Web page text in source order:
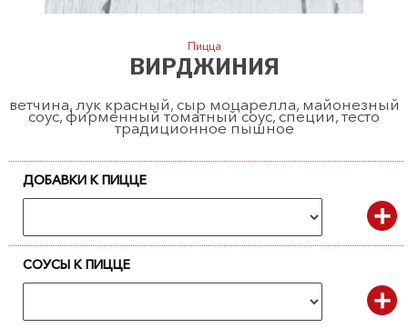
Пицца
ВИРДЖИНИЯ
ветчина, лук красный, сыр моцарелла, майонезный
соус, фирменный томатный соус, специи, тесто
традиционное пышное
ДОБАВКИ К ПИЦЦЕ
СОУСЫ К ПИЦЦЕ